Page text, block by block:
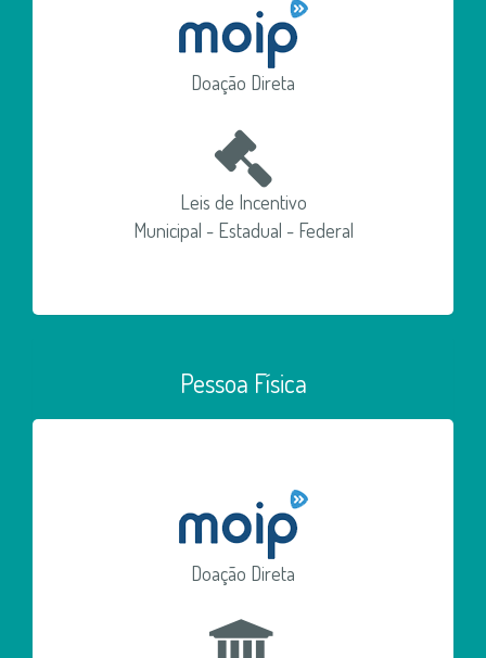
Doação Direta
Leis de Incentivo
Municipal - Estadual - Federal
Pessoa Física
Doação Direta